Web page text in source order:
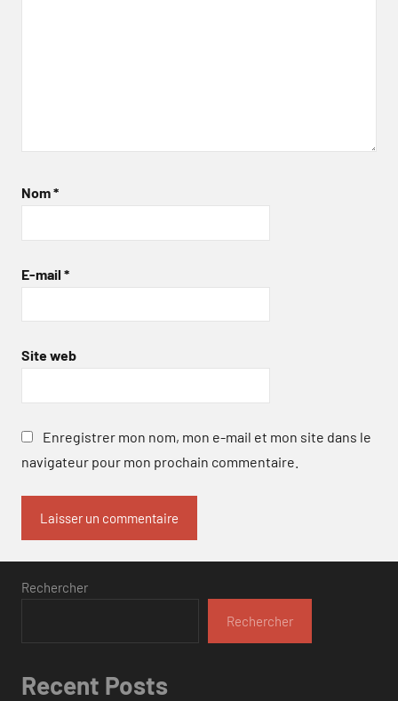
Nom*
E-mail *
Site web
Enregistrer mon nom, mon e-mail et mon site dans le
navigateur pour mon prochain commentaire.
Rechercher
Rechercher
Recent Posts